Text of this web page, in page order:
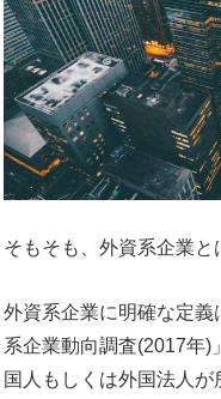
そもそも、外資系企業と
外資系企業に明確な定
系企業動向調査(2017年)
国人もしくは外国法人